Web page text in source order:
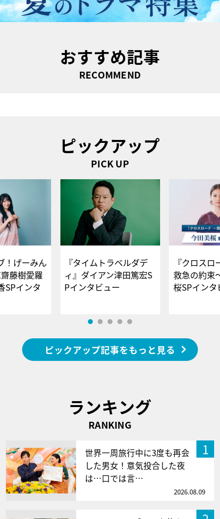
おすすめ記事
RECOMMEND
ピックアップ
PICK UP
！げーみん
藤樹愛羅
SPインタ
『タイムトラベルダデ
ィ』ダイアン津田篤宏S
Pインタビュー
『クロス
救急の約束
桜SPイ
ピックアップ記事をもっと見る
ランキング
RANKING
1
世界一周旅行中に3度も再会
した男女！意気投合した夜
は…口では言…
2026.08.09